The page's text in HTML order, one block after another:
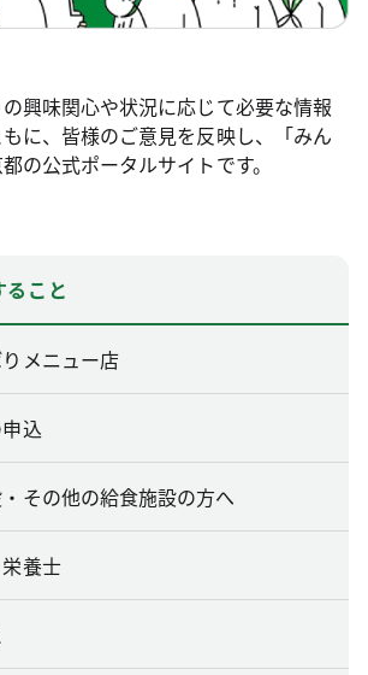
興味関心や状況に応じて必要な情報
に、皆様のご意見を反映し、「みん
の公式ポータルサイトです。
こと
メニュー店
込
その他の給食施設の方へ
養士